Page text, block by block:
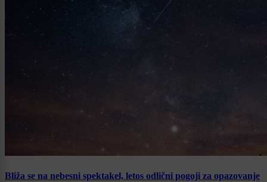
Bliža se na nebesni spektakel, letos odlični pogoji za opazovanje